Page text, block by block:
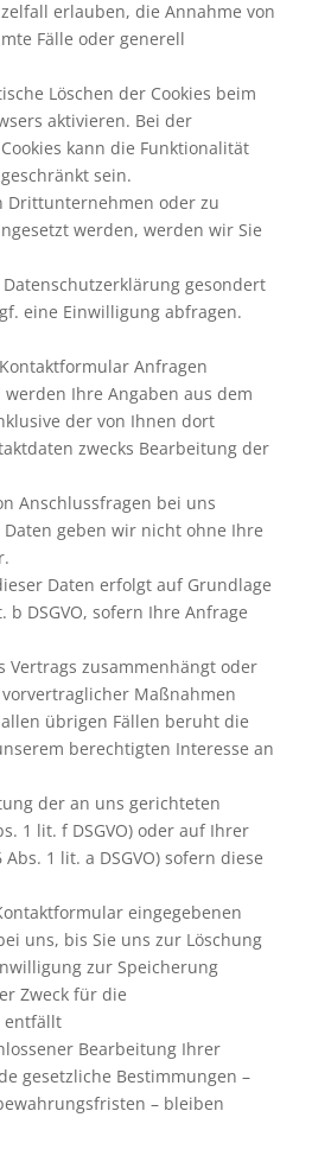
erlauben, die Annahme von
Fälle oder generell
Löschen der Cookies beim
aktivieren. Bei der
kann die Funktionalität
sein.
Drittunternehmen oder zu
werden, werden wir Sie
gesondert
eine Einwilligung abfragen.
Anfragen
Ihre Angaben aus dem
der von Ihnen dort
zwecks Bearbeitung der
Anschlussfragen bei uns
geben wir nicht ohne Ihre
Daten erfolgt auf Grundlage
b DSGVO, sofern Ihre Anfrage
Vertrags zusammenhängt oder
Maßnahmen
übrigen Fällen beruht die
berechtigten Interesse an
der an uns gerichteten
1 lit. f DSGVO) oder auf Ihrer
1 lit. a DSGVO) sofern diese
eingegebenen
uns, bis Sie uns zur Löschung
zur Speicherung
Zweck für die
entfällt
Bearbeitung Ihrer
gesetzliche Bestimmungen –
– bleiben